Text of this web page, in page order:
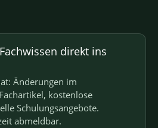
direkt ins
Änderungen im
kostenlose
Schulungsangebote.
abmeldbar.